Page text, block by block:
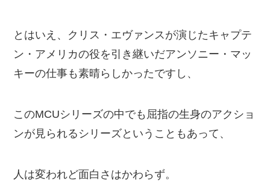
とはいえ、クリス・エヴァンスが演じたキャプテ
ン・アメリカの役を引き継いだアンソニー・マッ
キーの仕事も素晴らしかったですし、
このMCUシリーズの中でも屈指の生身のアクショ
ンが見られるシリーズということもあって、
人は変われど面白さはかわらず。